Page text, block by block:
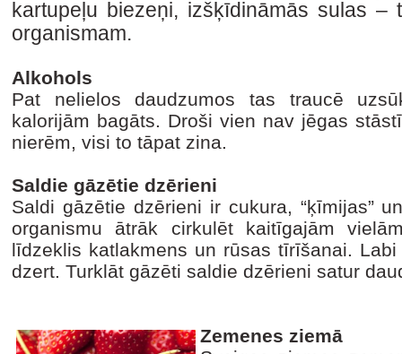
kartupeļu biezeņi, izšķīdināmās sulas –
organismam.
Alkohols
Pat nelielos daudzumos tas traucē
kalorijām bagāts. Droši vien nav jēgas
nierēm, visi to tāpat zina.
Saldie gāzētie dzērieni
Saldi gāzētie dzērieni ir cukura, “ķīmijas”
organismu ātrāk cirkulēt kaitīgajām
līdzeklis katlakmens un rūsas tīrīšanai.
dzert. Turklāt gāzēti saldie dzērieni satur
Zemenes ziemā